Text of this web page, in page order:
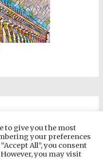
to give you the most
your preferences
All”, you consent
you may visit